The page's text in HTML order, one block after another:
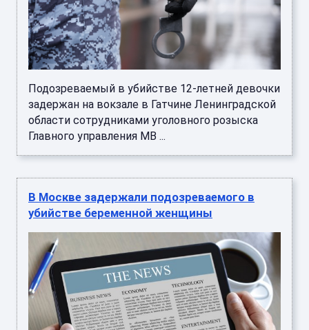
Подозреваемый в убийстве 12-летней девочки
задержан на вокзале в Гатчине Ленинградской
области сотрудниками уголовного розыска
Главного управления МВ ...
В Москве задержали подозреваемого в
убийстве беременной женщины